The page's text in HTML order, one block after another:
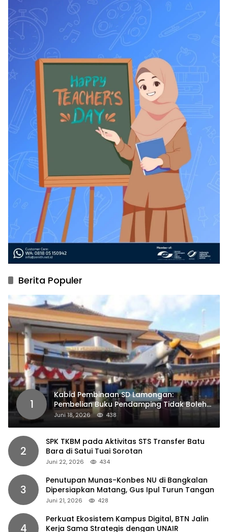
Berita Populer
1
Kabid Pembinaan SD Lamongan:
Pembelian Buku Pendamping Tidak Boleh
Dipaksakan
Juni 18, 2026 438
2
SPK TKBM pada Aktivitas STS Transfer Batu
Bara di Satui Tuai Sorotan
Juni 22, 2026 434
3
Penutupan Munas-Konbes NU di Bangkalan
Dipersiapkan Matang, Gus Ipul Turun Tangan
Juni 21, 2026 428
4
Perkuat Ekosistem Kampus Digital, BTN Jalin
Kerja Sama Strategis dengan UNAIR